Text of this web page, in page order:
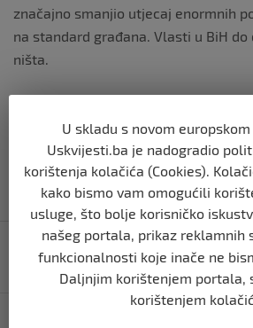
značajno smanjio utjecaj enormnih
na standard građana. Vlasti u BiH
ništa.
Navigacija
objava
Teška saobraćajna nesreća u
Prekounje
U skladu s novom
Uskvijesti.ba je nadogradio
korištenja kolačića (Cookies).
kako bismo vam omogućili
usluge, što bolje korisničko
našeg portala, prikaz reklamnih
funkcionalnosti koje inače ne
Daljnjim korištenjem portala,
korištenjem